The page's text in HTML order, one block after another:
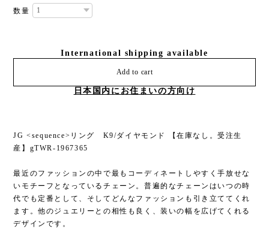
数量
International shipping available
Add to cart
日本国内にお住まいの方向け
JG <sequence>リング K9/ダイヤモンド 【在庫なし。受注生
産】gTWR-1967365
最近のファッションの中で最もコーディネートしやすく手放せな
いモチーフとなっているチェーン。普遍的なチェーンはいつの時
代でも定番として、そしてどんなファッションも引き立ててくれ
ます。他のジュエリーとの相性も良く、装いの幅を広げてくれる
デザインです。